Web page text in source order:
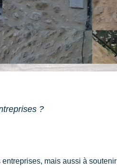
?
mais aussi à soutenir